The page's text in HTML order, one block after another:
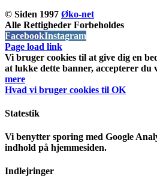
© Siden 1997 Øko-net
Alle Rettigheder Forbeholdes
FacebookInstagram
Page load link
Vi bruger cookies til at give dig en
at lukke dette banner, accepterer du
mere
Hvad vi bruger cookies til OK
Statestik
Vi benytter sporing med Google
indhold på hjemmesiden.
Indlejringer